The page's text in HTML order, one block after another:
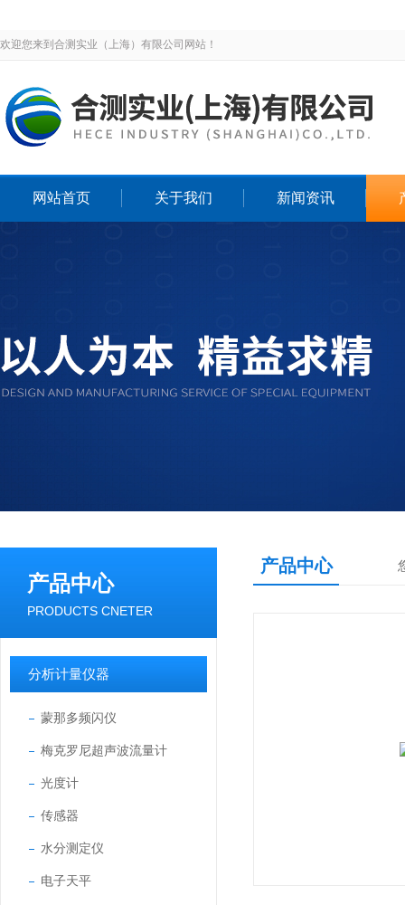
欢迎您来到合测实业（上海）有限公司网站！
网站首页 关于我们 新闻资讯
产品中心
PRODUCTS CNETER
分析计量仪器
蒙那多频闪仪
梅克罗尼超声波流量计
光度计
传感器
水分测定仪
电子天平
产品中心